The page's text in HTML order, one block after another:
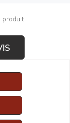
produit